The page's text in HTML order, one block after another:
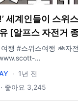
세계인들이 스위
[알프스 자전거
여행 🚲자전거 스캇 에딕트
product/
· 1년 전
좋아요 3,245